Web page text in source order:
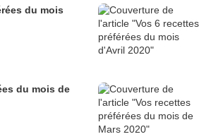
du mois
du mois de